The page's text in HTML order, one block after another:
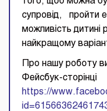
супровід, пройти
можливість дитині
найкращому
Про нашу роботу
Фейсбук-сторінці
https://